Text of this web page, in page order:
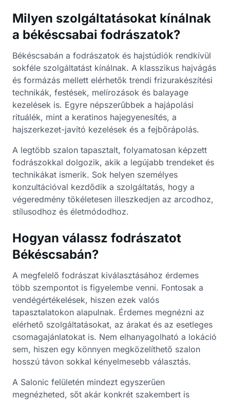
Milyen szolgáltatásokat kínálnak
a békéscsabai fodrászatok?
Békéscsabán a fodrászatok és hajstúdiók rendkívül
sokféle szolgáltatást kínálnak. A klasszikus hajvágás
és formázás mellett elérhetők trendi frizurakészítési
technikák, festések, melírozások és balayage
kezelések is. Egyre népszerűbbek a hajápolási
rituálék, mint a keratinos hajegyenesítés, a
hajszerkezet-javító kezelések és a fejbőrápolás.
A legtöbb szalon tapasztalt, folyamatosan képzett
fodrászokkal dolgozik, akik a legújabb trendeket és
technikákat ismerik. Sok helyen személyes
konzultációval kezdődik a szolgáltatás, hogy a
végeredmény tökéletesen illeszkedjen az arcodhoz,
stílusodhoz és életmódodhoz.
Hogyan válassz fodrászatot
Békéscsabán?
A megfelelő fodrászat kiválasztásához érdemes
több szempontot is figyelembe venni. Fontosak a
vendégértékelések, hiszen ezek valós
tapasztalatokon alapulnak. Érdemes megnézni az
elérhető szolgáltatásokat, az árakat és az esetleges
csomagajánlatokat is. Nem elhanyagolható a lokáció
sem, hiszen egy könnyen megközelíthető szalon
hosszú távon sokkal kényelmesebb választás.
A Salonic felületén mindezt egyszerűen
megnézheted, sőt akár konkrét szakembert is